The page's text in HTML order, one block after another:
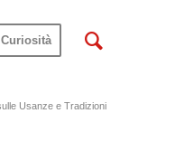
Usanze e Tradizioni